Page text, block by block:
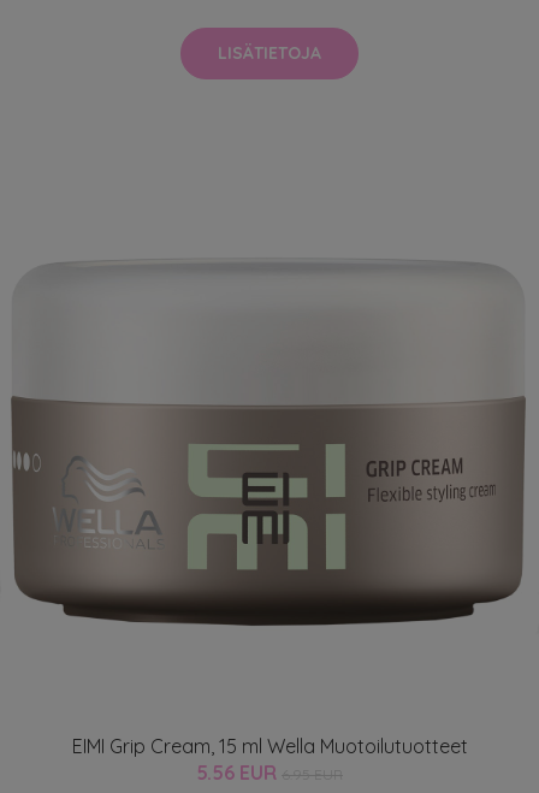
LISÄTIETOJA
EIMI Grip Cream, 15 ml Wella Muotoilutuotteet
5.56 EUR